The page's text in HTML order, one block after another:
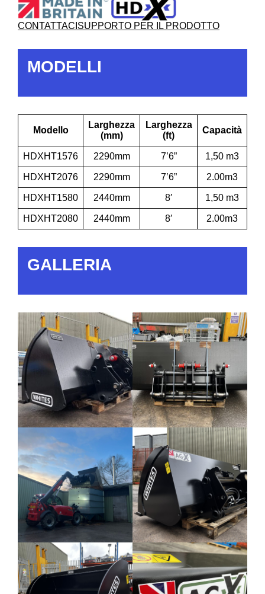
CONTATTACI SUPPORTO PER IL PRODOTTO
MODELLI
Modello
Larghezza
(mm)
Larghezza
(ft)
Capacità
HDXHT1576 2290mm 7’6” 1,50 m3
HDXHT2076 2290mm 7’6” 2.00m3
HDXHT1580 2440mm 8′ 1,50 m3
HDXHT2080 2440mm 8′ 2.00m3
GALLERIA